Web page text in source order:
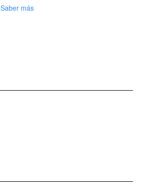
Saber más